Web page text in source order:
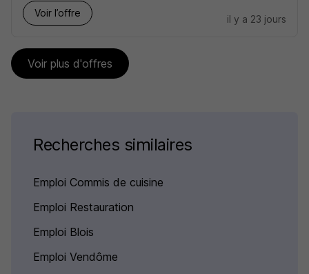
Voir l’offre
il y a 23 jours
Voir plus d'offres
Recherches similaires
Emploi Commis de cuisine
Emploi Restauration
Emploi Blois
Emploi Vendôme